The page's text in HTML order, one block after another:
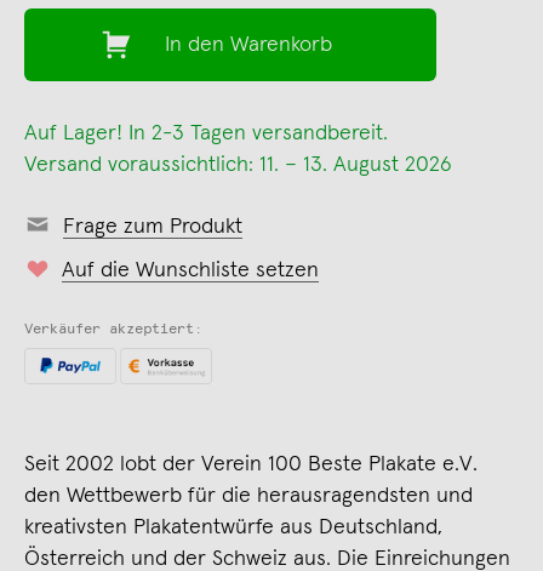
In den Warenkorb
Auf Lager! In 2-3 Tagen versandbereit.
Versand voraussichtlich: 11. – 13. August 2026
Frage zum Produkt
Auf die Wunschliste setzen
Verkäufer akzeptiert:
Seit 2002 lobt der Verein 100 Beste Plakate e.V.
den Wettbewerb für die herausragendsten und
kreativsten Plakatentwürfe aus Deutschland,
Österreich und der Schweiz aus. Die Einreichungen